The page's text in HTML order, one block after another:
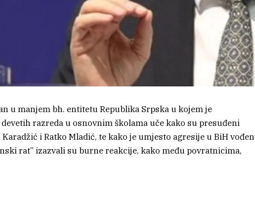
u manjem bh. entitetu Republika Srpska u kojem je
razreda u osnovnim školama uče kako su presuđeni
i Ratko Mladić, te kako je umjesto agresije u BiH vođen
rat” izazvali su burne reakcije, kako među povratnicima,